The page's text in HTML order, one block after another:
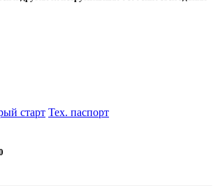
старт Тех. паспорт